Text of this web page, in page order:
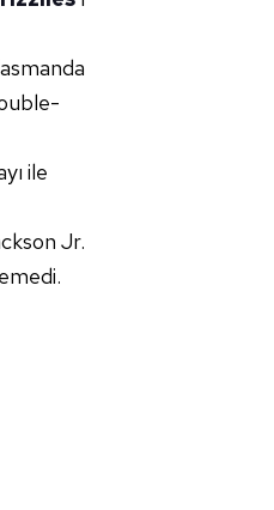
ile
Jr.